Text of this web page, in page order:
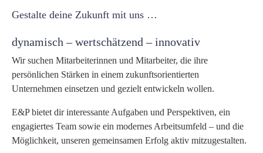
Gestalte deine Zukunft mit uns …
dynamisch – wertschätzend – innovativ
Wir suchen Mitarbeiterinnen und Mitarbeiter, die ihre
persönlichen Stärken in einem zukunftsorientierten
Unternehmen einsetzen und gezielt entwickeln wollen.
E&P bietet dir interessante Aufgaben und Perspektiven, ein
engagiertes Team sowie ein modernes Arbeitsumfeld – und die
Möglichkeit, unseren gemeinsamen Erfolg aktiv mitzugestalten.